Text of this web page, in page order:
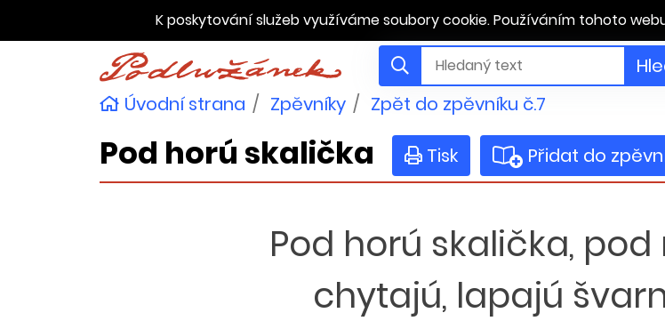
K poskytování služeb využíváme soubory cookie. Používáním tohoto
Úvodní strana
Zpěvníky Zpět do zpěvníku č.7
Pod horú skalička Tisk Přidat do
Pod horú skalička,
chytajú, lapajú